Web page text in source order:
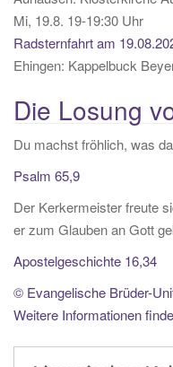
Mi, 19.8. 19-19:30 Uhr
Radsternfahrt am
Ehingen: Kappelbuck
Die Losung
Du machst fröhlich, was
Psalm 65,9
Der Kerkermeister freute
er zum Glauben an Gott
Apostelgeschichte 16,34
© Evangelische Brüder-
Weitere Informationen